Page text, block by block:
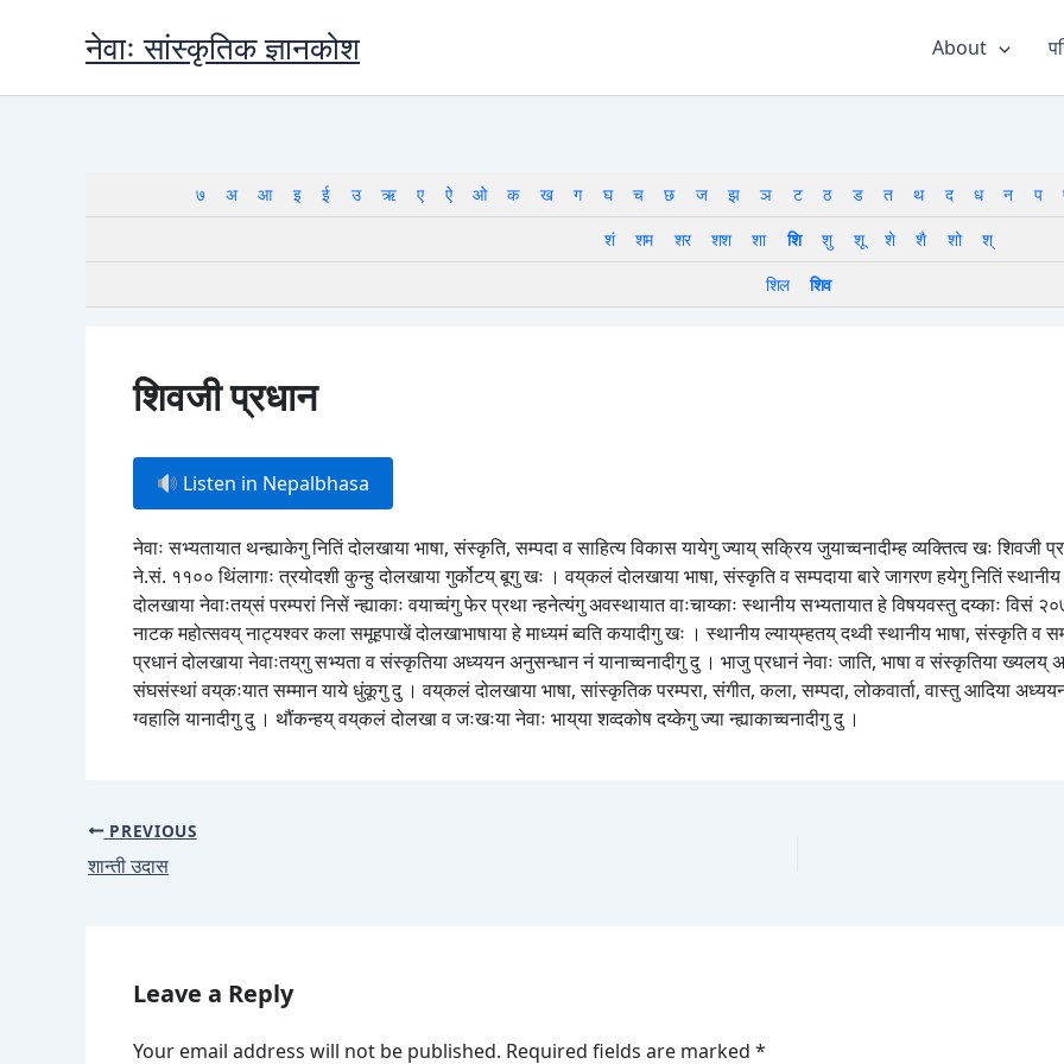
नेवाः सांस्कृतिक ज्ञानकोश About
७ अ आ इ ई उ ऋ ए ऐ ओ क ख ग घ च छ ज झ ञ ट ठ ड त थ द ध न प
शं
शम शर शश शा शि शु शू शे शै शो
श्
शिल
शिव
शिवजी प्रधान
Listen in Nepalbhasa
नेवाः सभ्यतायात थन्ह्याकेगु नितिं दोलखाया भाषा, संस्कृति, सम्पदा व साहित्य विकास यायेगु ज्याय् सक्रिय जुयाच्वनादीम्ह व्यक्तित्व खः शिवजी
ने.सं. ११०० थिंलागाः त्रयोदशी कुन्हु दोलखाया गुर्कोटय् बूगु खः । वय्‌कलं दोलखाया भाषा, संस्कृति व सम्पदाया बारे जागरण हयेगु नितिं स्थानीय
दोलखाया नेवाःतय्‌सं परम्परां निसें न्ह्याकाः वयाच्वंगु फेर प्रथा न्हनेत्यंगु अवस्थायात वाःचाय्काः स्थानीय सभ्यतायात हे विषयवस्तु दय्काः विसं
नाटक महोत्सवय् नाट्यश्वर कला समूहपाखें दोलखाभाषाया हे माध्यमं ब्वति कयादीगु खः । स्थानीय ल्याय्‌म्हतय् दथ्वी स्थानीय भाषा, संस्कृति व
प्रधानं दोलखाया नेवाःतय्‌गु सभ्यता व संस्कृतिया अध्ययन अनुसन्धान नं यानाच्वनादीगु दु । भाजु प्रधानं नेवाः जाति, भाषा व संस्कृतिया ख्यलय्
संघसंस्थां वय्‌कःयात सम्मान याये धुंकूगु दु । वय्‌कलं दोलखाया भाषा, सांस्कृतिक परम्परा, संगीत, कला, सम्पदा, लोकवार्ता, वास्तु आदिया
ग्वहालि यानादीगु दु । थौंकन्हय् वय्‌कलं दोलखा व जःखःया नेवाः भाय्‌या शव्दकोष दय्केगु ज्या न्ह्याकाच्वनादीगु दु ।
PREVIOUS
शान्ती उदास
Leave a Reply
Your email address will not be published. Required fields are marked *